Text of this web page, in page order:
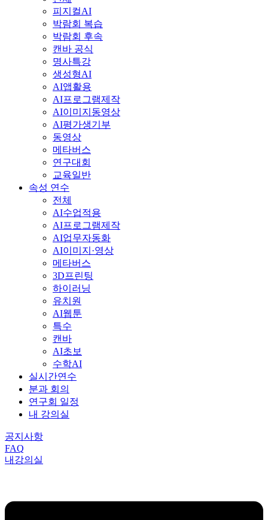
피지컬AI
박람회 복습
박람회 후속
캔바 공식
명사특강
생성형AI
AI앱활용
AI프로그램제작
AI이미지동영상
AI평가생기부
동영상
메타버스
연구대회
교육일반
속성 연수
전체
AI수업적용
AI프로그램제작
AI업무자동화
AI이미지·영상
메타버스
3D프린팅
하이러닝
유치원
AI웹툰
특수
캔바
AI초보
수학AI
실시간연수
분과 회의
연구회 일정
내 강의실
공지사항
FAQ
내강의실